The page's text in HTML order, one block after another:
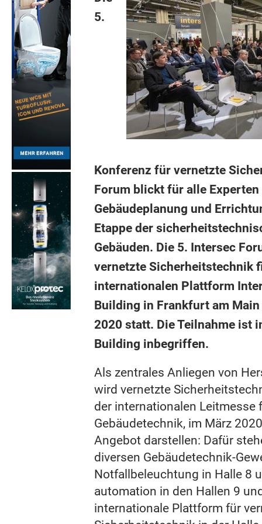
5.
Konferenz für vernetzte
Forum blickt für alle
Gebäudeplanung und
Etappe der
Gebäuden. Die 5. Intersec
vernetzte Sicherheitstechnik
internationalen Plattform
Building in Frankfurt am
2020 statt. Die Teilnahme ist
Building inbegriffen.
Als zentrales Anliegen von
wird vernetzte
der internationalen Leitmesse
Gebäudetechnik, im März
Angebot darstellen: Dafür
diversen Gebäudetechnik-
Notfallbeleuchtung in Halle 8
automation in den Hallen 9
internationale Platt­form für